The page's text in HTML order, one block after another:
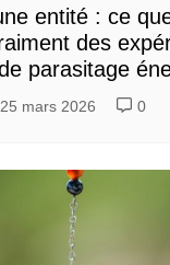
entité : ce
des
parasitage
25 mars 2026 0